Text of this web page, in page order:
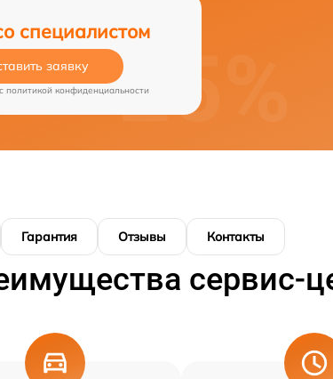
специалистом
заявку
политикой конфиденциальности
Гарантия Отзывы Контакты
сервис-